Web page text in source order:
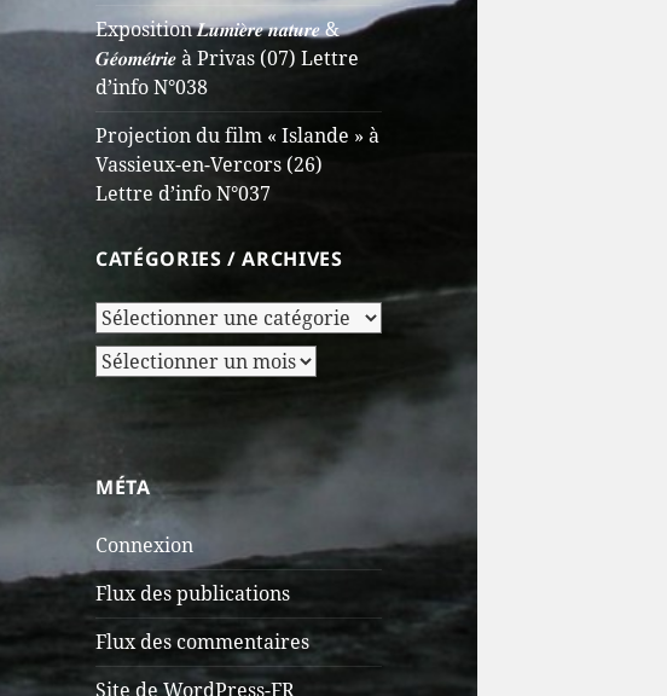
Exposition 𝑳𝒖𝒎𝒊𝒆̀𝒓𝒆 𝒏𝒂𝒕𝒖𝒓𝒆 &
𝑮𝒆́𝒐𝒎𝒆́𝒕𝒓𝒊𝒆 à Privas (07) Lettre
d’info N°038
Projection du film « Islande » à
Vassieux-en-Vercors (26)
Lettre d’info N°037
CATÉGORIES / ARCHIVES
Catégories
/
Archives
Archives
MÉTA
Connexion
Flux des publications
Flux des commentaires
Site de WordPress-FR